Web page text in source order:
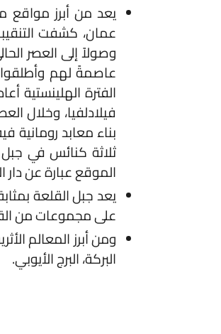
يعد من أبرز مواقع
عمان، كشفت التنقيبات
وصولاً إلى العصر
عاصمةً لهم وأطلقوا
الفترة الهلينستية
فيلادلفيا، وخلال
بناء معابد رومانية فيه
ثلاثة كنائس في جبل
الموقع عبارة عن دار
يعد جبل القلعة بمثابة
على مجموعات من القطع
ومن أبرز المعالم
البركة، البرج الأيوبي.